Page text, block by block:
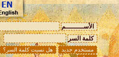
الأســـــــــم
كلمة السر